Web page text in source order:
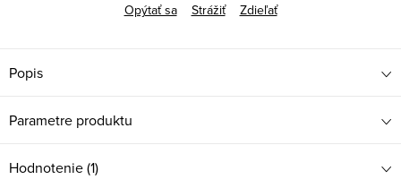
Opýtať sa
Strážiť Zdieľať
Popis
Parametre produktu
Hodnotenie (1)